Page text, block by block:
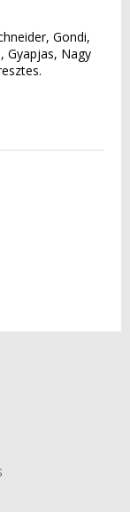
Gondi,
Gyapjas, Nagy